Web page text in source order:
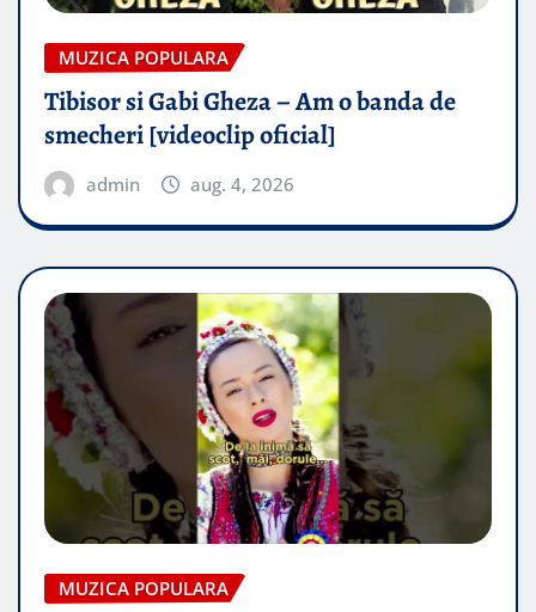
MUZICA POPULARA
Tibisor si Gabi Gheza – Am o banda de
smecheri [videoclip oficial]
admin aug. 4, 2026
MUZICA POPULARA